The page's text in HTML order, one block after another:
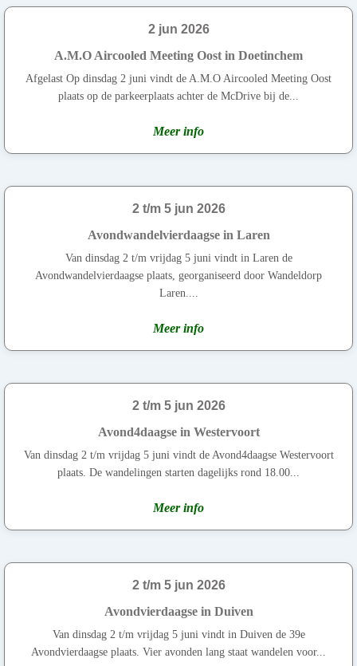
2 jun 2026
A.M.O Aircooled Meeting Oost in Doetinchem
Afgelast Op dinsdag 2 juni vindt de A.M.O Aircooled Meeting Oost
plaats op de parkeerplaats achter de McDrive bij de...
Meer info
2 t/m 5 jun 2026
Avondwandelvierdaagse in Laren
Van dinsdag 2 t/m vrijdag 5 juni vindt in Laren de
Avondwandelvierdaagse plaats, georganiseerd door Wandeldorp
Laren....
Meer info
2 t/m 5 jun 2026
Avond4daagse in Westervoort
Van dinsdag 2 t/m vrijdag 5 juni vindt de Avond4daagse Westervoort
plaats. De wandelingen starten dagelijks rond 18.00...
Meer info
2 t/m 5 jun 2026
Avondvierdaagse in Duiven
Van dinsdag 2 t/m vrijdag 5 juni vindt in Duiven de 39e
Avondvierdaagse plaats. Vier avonden lang staat wandelen voor...